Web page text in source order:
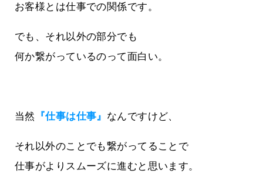
お客様とは仕事での関係です。
でも、それ以外の部分でも
何か繋がっているのって面白い。
当然 『仕事は仕事』 なんですけど、
それ以外のことでも繋がってることで
仕事がよりスムーズに進むと思います。